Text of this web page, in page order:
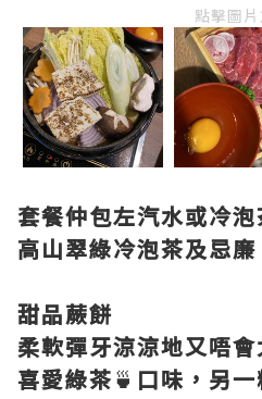
點擊圖
套餐仲包左汽水或冷泡
高山翠綠冷泡茶及忌廉
甜品蕨餅
柔軟彈牙涼涼地又唔
喜愛綠茶🍵 口味，另